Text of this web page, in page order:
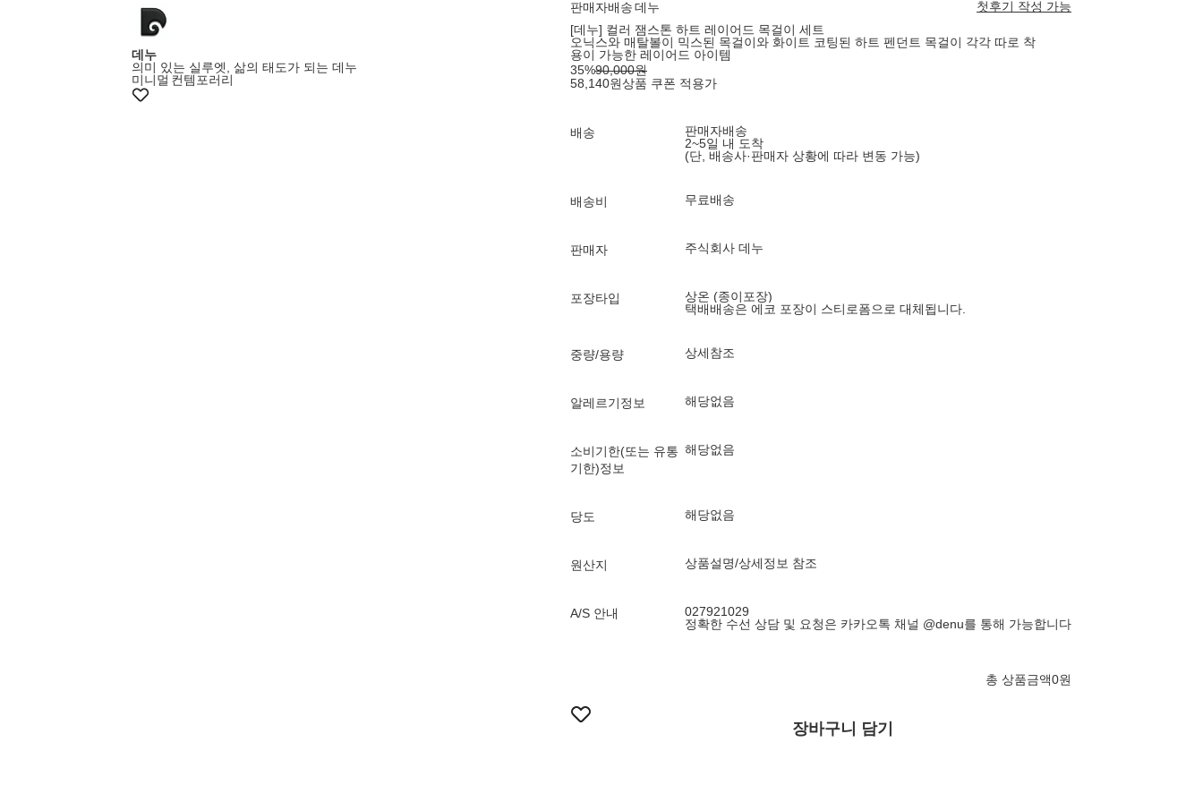
데누
의미 있는 실루엣, 삶의 태도가 되는 데누
미니멀 컨템포러리
판매자배송데누
첫후기 작성 가능
[데누] 컬러 잼스톤 하트 레이어드 목걸이 세트
오닉스와 매탈볼이 믹스된 목걸이와 화이트 코팅된 하트 펜던트 목걸이 각각 따로 착
용이 가능한 레이어드 아이템
35%90,000원
58,140원상품 쿠폰 적용가
배송
판매자배송
2~5일 내 도착
(단, 배송사·판매자 상황에 따라 변동 가능)
배송비 무료배송
판매자 주식회사 데누
포장타입
상온 (종이포장)
택배배송은 에코 포장이 스티로폼으로 대체됩니다.
중량/용량 상세참조
알레르기정보 해당없음
소비기한(또는 유통
기한)정보
해당없음
당도 해당없음
원산지 상품설명/상세정보 참조
A/S 안내
027921029
정확한 수선 상담 및 요청은 카카오톡 채널 @denu를 통해 가능합니다
총 상품금액0원
장바구니 담기